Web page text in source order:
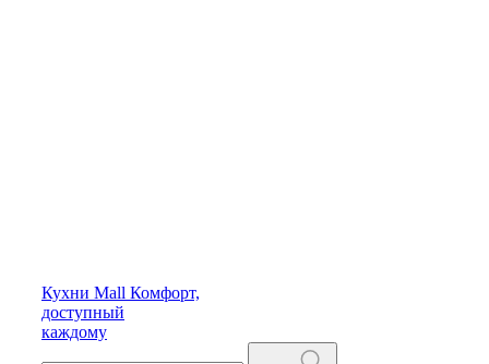
Кухни Mall Комфорт,
доступный
каждому